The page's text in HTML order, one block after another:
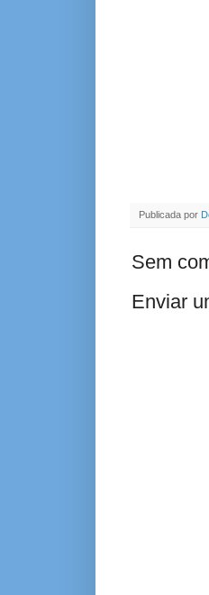
Publicada por
Sem
Enviar